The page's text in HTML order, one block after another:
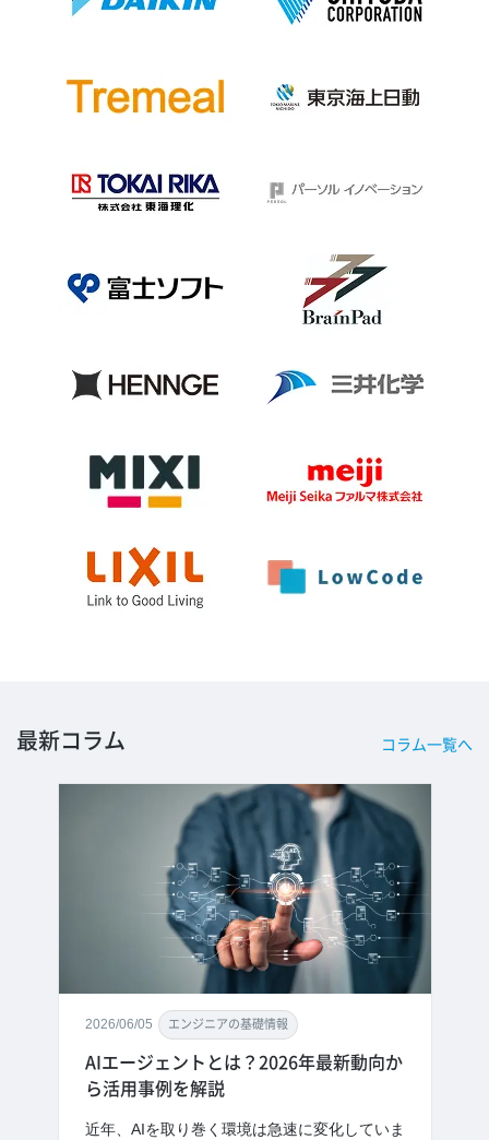
最新コラム コラム一覧へ
2026/06/05 エンジニアの基礎情報
AIエージェントとは？2026年最新動向か
ら活用事例を解説
近年、AIを取り巻く環境は急速に変化していま